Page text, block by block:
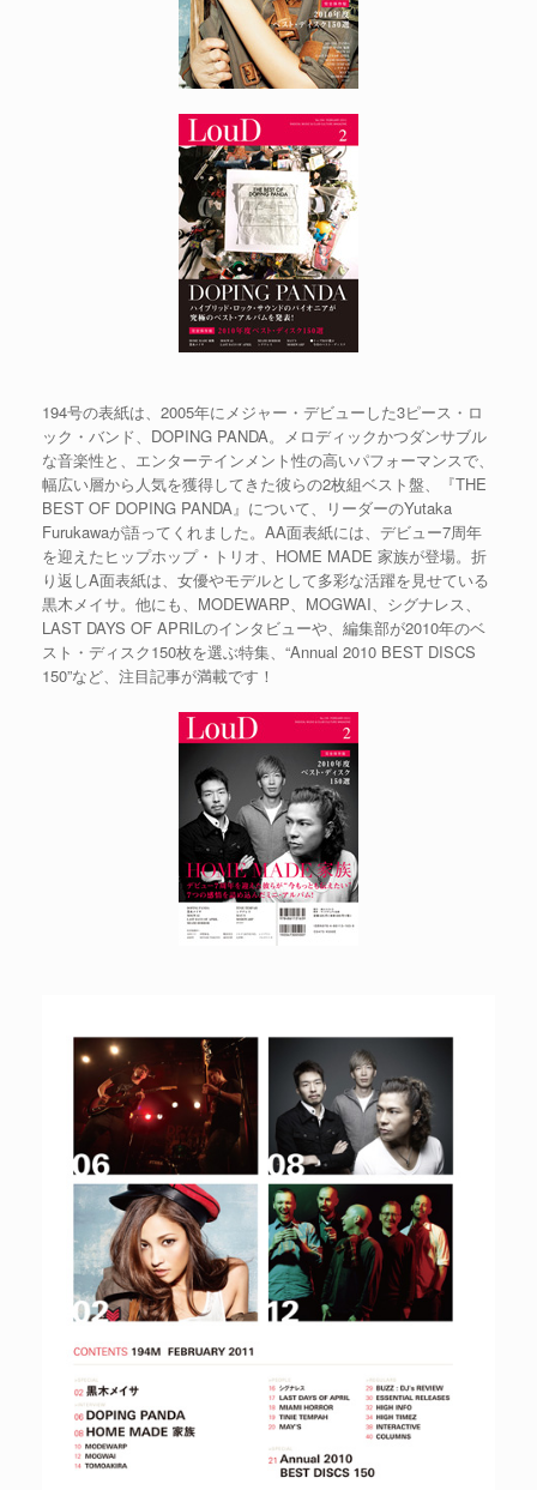
194号の表紙は、2005年にメジャー・デビューした3ピース・ロ
ック・バンド、DOPING PANDA。メロディックかつダンサブル
な音楽性と、エンターテインメント性の高いパフォーマンスで、
幅広い層から人気を獲得してきた彼らの2枚組ベスト盤、『THE
BEST OF DOPING PANDA』について、リーダーのYutaka
Furukawaが語ってくれました。AA面表紙には、デビュー7周年
を迎えたヒップホップ・トリオ、HOME MADE 家族が登場。折
り返しA面表紙は、女優やモデルとして多彩な活躍を見せている
黒木メイサ。他にも、MODEWARP、MOGWAI、シグナレス、
LAST DAYS OF APRILのインタビューや、編集部が2010年のベ
スト・ディスク150枚を選ぶ特集、“Annual 2010 BEST DISCS
150”など、注目記事が満載です！